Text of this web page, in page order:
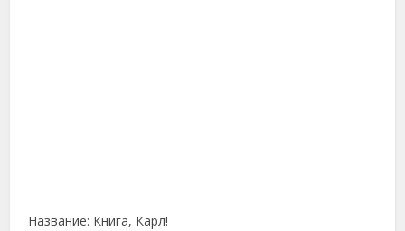
Название: Книга, Карл!